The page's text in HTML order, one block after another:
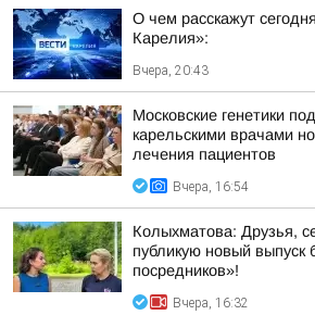
О чем расскажут
Карелия»:
Вчера, 20:43
Московские генетики
карельскими врачами
лечения пациентов
Вчера, 16:54
Колыхматова: Друзья,
публикую новый выпуск
посредников»!
Вчера, 16:32